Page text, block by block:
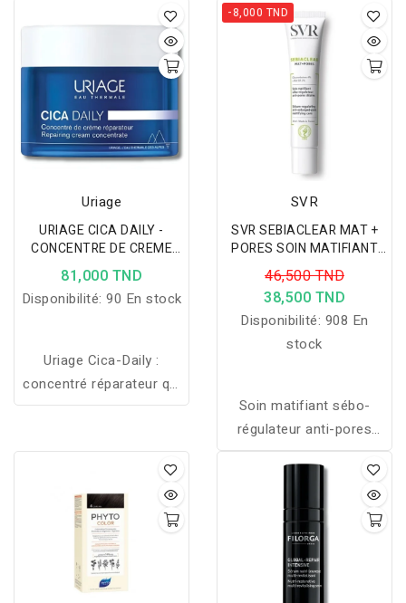
Uriage
URIAGE CICA DAILY -
CONCENTRE DE CREME
REPARATEUR 50ML
81,000 TND
Disponibilité: 90 En stock
Uriage Cica-Daily :
concentré réparateur qui
apaise, régénère et
fragilisées pour un teint
plus lisse et lumineux.
-8,000 TND
SVR
SVR SEBIACLEAR MAT +
PORES SOIN MATIFIANT
40ML
46,500 TND
38,500 TND
Disponibilité: 908 En
stock
Soin matifiant sébo-
régulateur anti-pores
dilatés